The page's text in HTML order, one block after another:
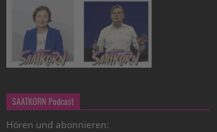
SAATKORN Podcast
Hören und abonnieren: